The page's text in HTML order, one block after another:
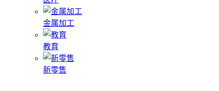
金属加工
教育
新零售